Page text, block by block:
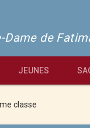
de
JEUNES
classe